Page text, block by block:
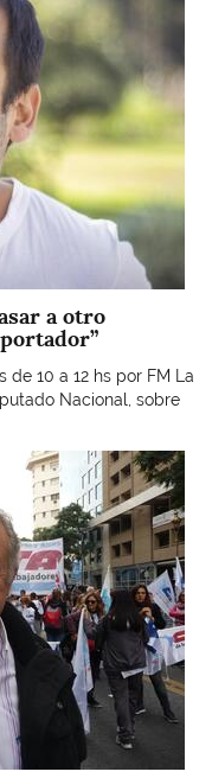
a otro
de 10 a 12 hs por FM La
Nacional, sobre